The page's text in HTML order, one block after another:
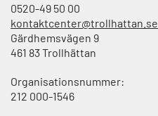
0520-49 50 00
kontaktcenter@trollhattan.se
Gärdhemsvägen 9
461 83 Trollhättan
Organisationsnummer:
212 000-1546